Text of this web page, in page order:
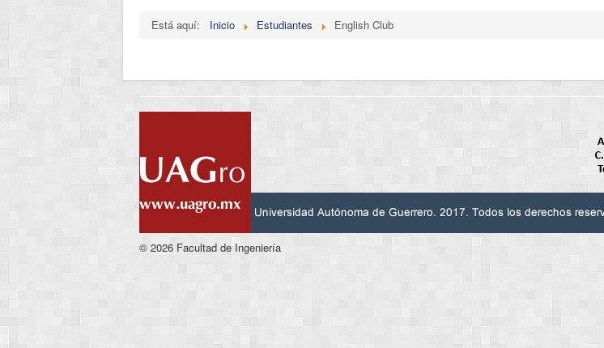
Está aquí: Inicio Estudiantes English Club
© 2026 Facultad de Ingeniería